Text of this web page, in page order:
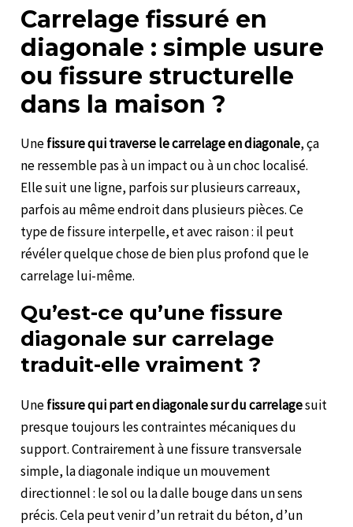
Carrelage fissuré en
diagonale : simple usure
ou fissure structurelle
dans la maison ?
Unefissure qui traverse le carrelage en diagonale, ça
ne ressemble pas à un impact ou à un choc localisé.
Elle suit une ligne, parfois sur plusieurs carreaux,
parfois au même endroit dans plusieurs pièces. Ce
type de fissure interpelle, et avec raison : il peut
révéler quelque chose de bien plus profond que le
carrelage lui-même.
Qu’est-ce qu’une fissure
diagonale sur carrelage
traduit-elle vraiment ?
Unefissure qui part en diagonale sur du carrelagesuit
presque toujours les contraintes mécaniques du
support. Contrairement à une fissure transversale
simple, la diagonale indique un mouvement
directionnel : le sol ou la dalle bouge dans un sens
précis. Cela peut venir d’un retrait du béton, d’un